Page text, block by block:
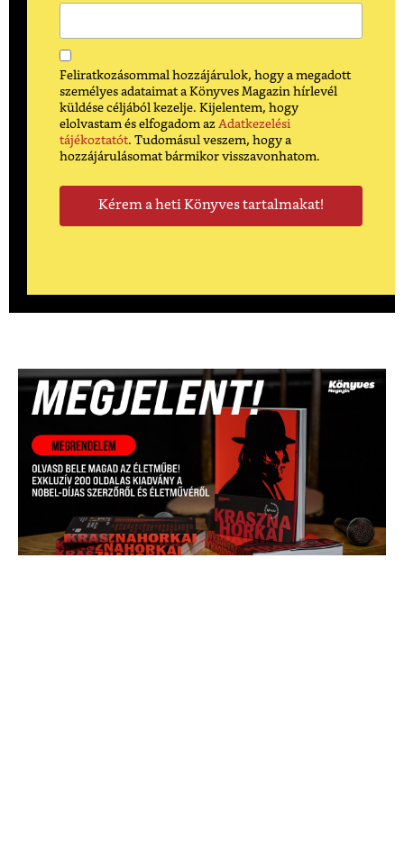
Feliratkozásommal hozzájárulok, hogy a megadott
személyes adataimat a Könyves Magazin hírlevél
küldése céljából kezelje. Kijelentem, hogy
elolvastam és elfogadom az Adatkezelési
tájékoztatót. Tudomásul veszem, hogy a
hozzájárulásomat bármikor visszavonhatom.